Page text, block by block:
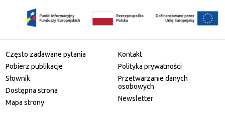
Często zadawane pytania
Pobierz publikacje
Słownik
Dostępna strona
Mapa strony
Kontakt
Polityka prywatności
Przetwarzanie danych
osobowych
Newsletter